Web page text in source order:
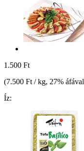
1.500 Ft
(7.500 Ft / kg, 27% áfával
Íz: